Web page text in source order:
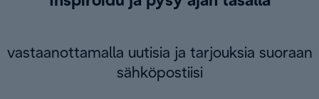
vastaanottamalla uutisia ja tarjouksia suoraan
sähköpostiisi